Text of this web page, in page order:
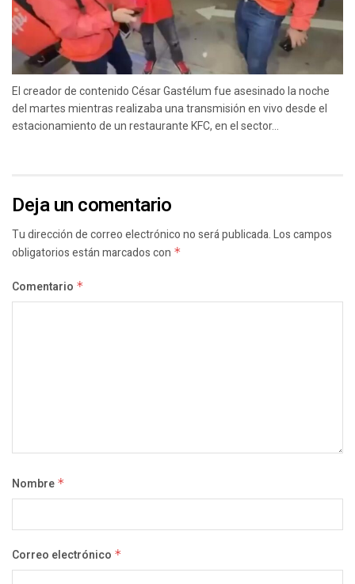
El creador de contenido César Gastélum fue asesinado la noche
del martes mientras realizaba una transmisión en vivo desde el
estacionamiento de un restaurante KFC, en el sector...
Deja un comentario
Tu dirección de correo electrónico no será publicada.Los campos
obligatorios están marcados con *
Comentario *
Nombre *
Correo electrónico *